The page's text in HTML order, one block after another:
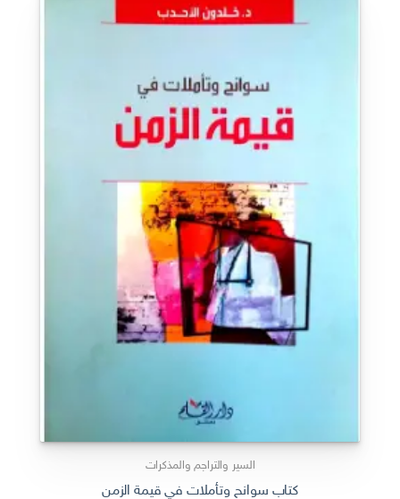
السير والتراجم والمذكرات
كتاب سوانح وتأملات في قيمة الزمن